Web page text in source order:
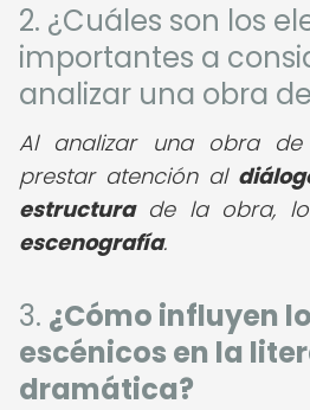
2. ¿Cuáles son los
importantes a
analizar una obra
Al analizar una obra
prestar atención al
estructurade la obra,
escenografía.
3. ¿Cómo influyen
escénicos en la
dramática?